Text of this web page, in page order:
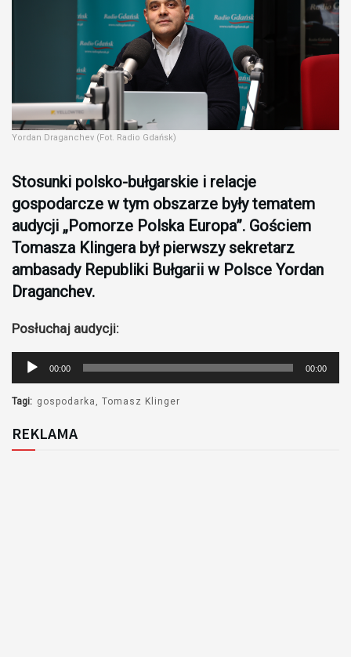
Yordan Draganchev (Fot. Radio Gdańsk)
Stosunki polsko-bułgarskie i relacje
gospodarcze w tym obszarze były tematem
audycji „Pomorze Polska Europa”. Gościem
Tomasza Klingera był pierwszy sekretarz
ambasady Republiki Bułgarii w Polsce Yordan
Draganchev.
Posłuchaj audycji:
Odtwarzacz
plików
dźwiękowych
00:00 00:00
Tagi: gospodarka Tomasz Klinger
REKLAMA